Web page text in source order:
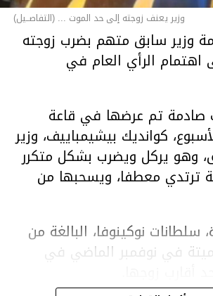
وزير يعنف زوجته إلى حد الموت ... (التفاصــيل)
وزير سابق متهم بضرب زوجته
الرأي العام في
تم عرضها في قاعة
كوانديك بيشيمباييف، وزير
وهو يركل ويضرب بشكل متكرر
ترتدي معطفا، ويسحبها من
سلطانات نوكينوفا، البالغة من
عاما، ميتة في نوفمبر الماضي في